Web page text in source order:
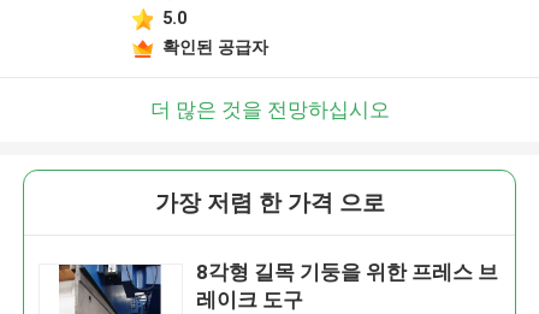
5.0
확인된 공급자
더 많은 것을 전망하십시오
가장 저렴 한 가격 으로
8각형 길목 기둥을 위한 프레스 브
레이크 도구